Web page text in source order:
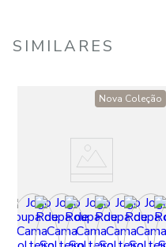
SIMILARES
Nova Coleção